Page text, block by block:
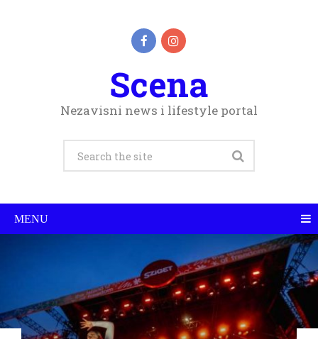
Scena
Nezavisni news i lifestyle portal
MENU